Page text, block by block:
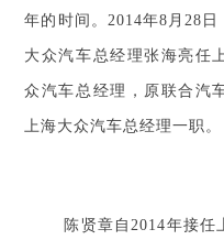
年的时间。2014年8月28
大众汽车总经理张海亮任
众汽车总经理，原联合汽
上海大众汽车总经理一职。
陈贤章自2014年接